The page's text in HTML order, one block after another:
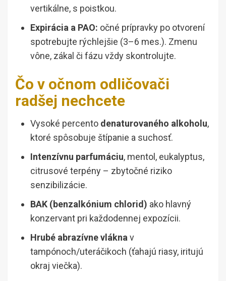
vertikálne, s poistkou.
Expirácia a PAO: očné prípravky po otvorení
spotrebujte rýchlejšie (3–6 mes.). Zmenu
vône, zákal či fázu vždy skontrolujte.
Čo v očnom odličovači
radšej nechcete
Vysoké percento denaturovaného alkoholu,
ktoré spôsobuje štípanie a suchosť.
Intenzívnu parfumáciu, mentol, eukalyptus,
citrusové terpény – zbytočné riziko
senzibilizácie.
BAK (benzalkónium chlorid) ako hlavný
konzervant pri každodennej expozícii.
Hrubé abrazívne vlákna v
tampónoch/uteráčikoch (ťahajú riasy, iritujú
okraj viečka).